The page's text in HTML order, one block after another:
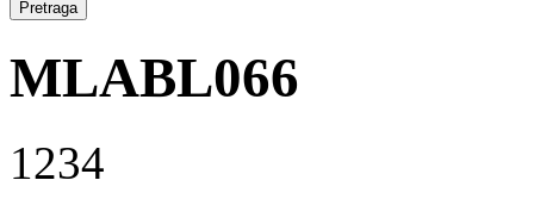
MLABL066
1234